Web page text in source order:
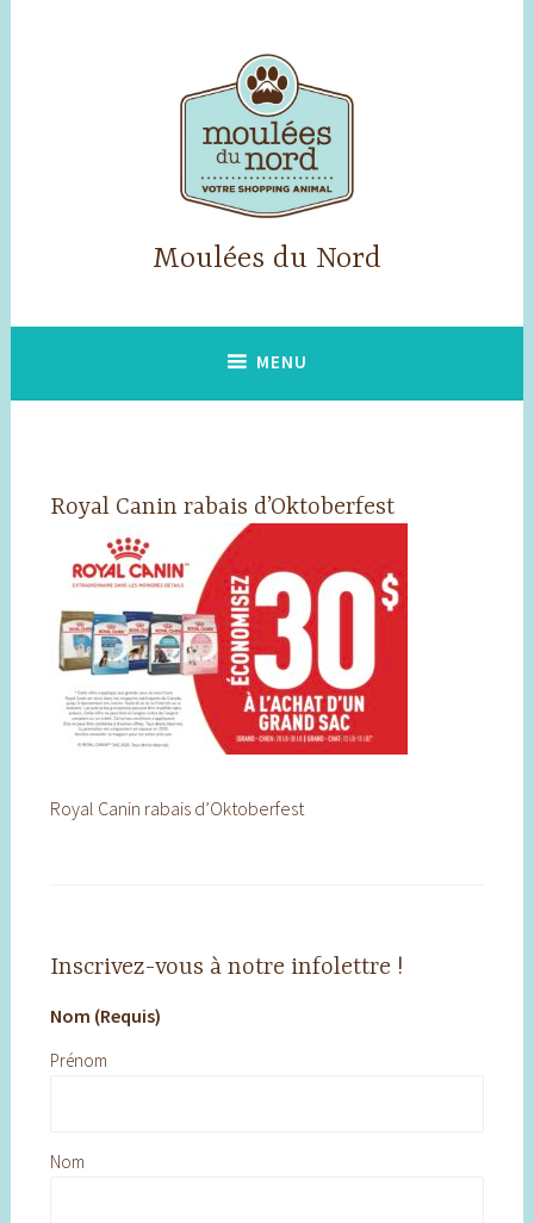
Moulées du Nord
MENU
Royal Canin rabais d’Oktoberfest
Royal Canin rabais d’Oktoberfest
Inscrivez-vous à notre infolettre !
Nom (Requis)
Prénom
Nom